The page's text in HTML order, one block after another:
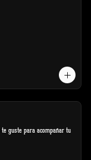
guste para acompañar tu